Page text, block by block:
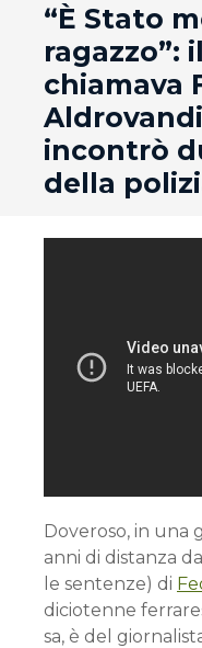
“È Stato
ragazzo”:
chiamava
incontrò
della
Doveroso, in una
anni di distanza
le sentenze) di
diciotenne
sa, è del